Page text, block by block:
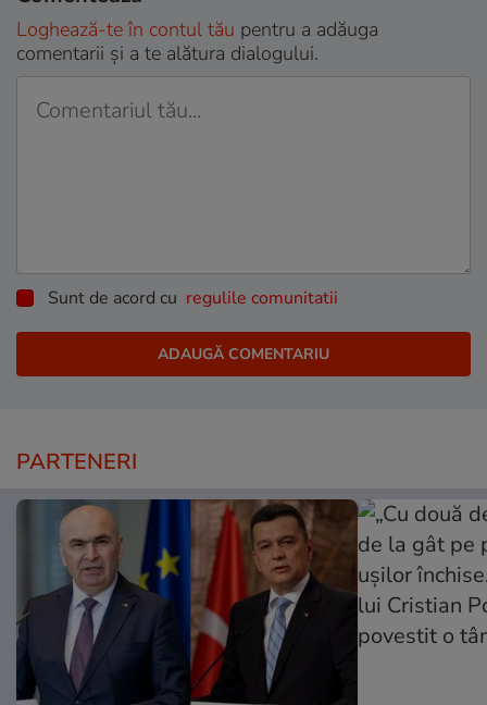
Loghează-te în contul tău pentru a adăuga
comentarii și a te alătura dialogului.
Sunt de acord cu regulile comunitatii
PARTENERI